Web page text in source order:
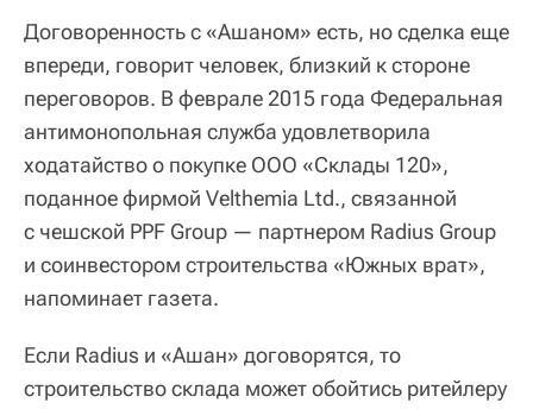
Договоренность с «Ашаном» есть, но сделка еще
впереди, говорит человек, близкий к стороне
переговоров. В феврале 2015 года Федеральная
антимонопольная служба удовлетворила
ходатайство о покупке ООО «Склады 120»,
поданное фирмой Velthemia Ltd., связанной
с чешской PPF Group — партнером Radius Group
и соинвестором строительства «Южных врат»,
напоминает газета.
Если Radius и «Ашан» договорятся, то
строительство склада может обойтись ритейлеру